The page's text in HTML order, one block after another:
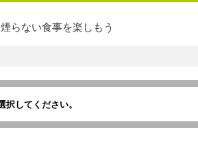
煙らない食事を楽しもう